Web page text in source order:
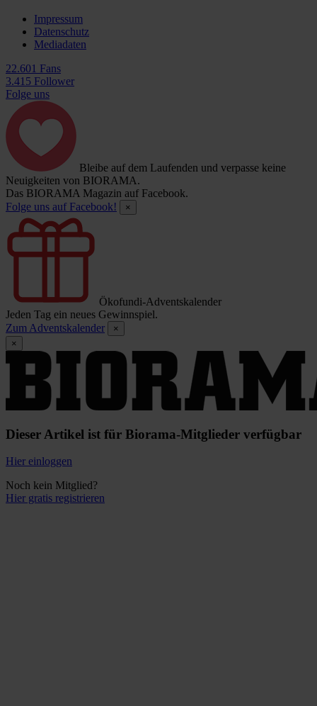
Impressum
Datenschutz
Mediadaten
22.601 Fans
3.415 Follower
Folge uns
Bleibe auf dem Laufenden und verpasse keine
Neuigkeiten von BIORAMA.
Das BIORAMA Magazin auf Facebook.
Folge uns auf Facebook!
×
Ökofundi-Adventskalender
Jeden Tag ein neues Gewinnspiel.
Zum Adventskalender
×
×
Dieser Artikel ist für Biorama-Mitglieder verfügbar
Hier einloggen
Noch kein Mitglied?
Hier gratis registrieren